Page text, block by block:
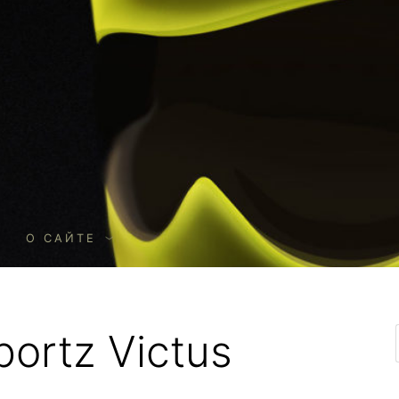
О САЙТЕ
Victus